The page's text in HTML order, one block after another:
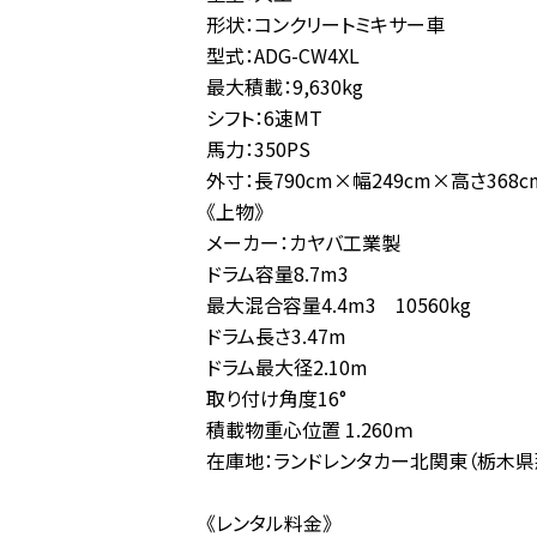
形状：コンクリートミキサー車
型式：ADG-CW4XL
最大積載：9,630kg
シフト：6速MT
馬力：350PS
外寸：長790cm×幅249cm×高さ
《上物》
メーカー：カヤバ工業製
ドラム容量8.7m3
最大混合容量4.4m3 10560kg
ドラム長さ3.47m
ドラム最大径2.10m
取り付け角度16°
積載物重心位置 1.260ｍ
在庫地：ランドレンタカー北関東（栃木県
《レンタル料金》